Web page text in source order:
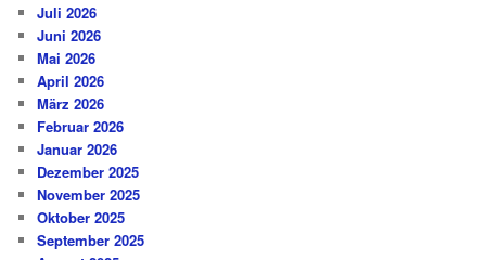
Juli 2026
Juni 2026
Mai 2026
April 2026
März 2026
Februar 2026
Januar 2026
Dezember 2025
November 2025
Oktober 2025
September 2025